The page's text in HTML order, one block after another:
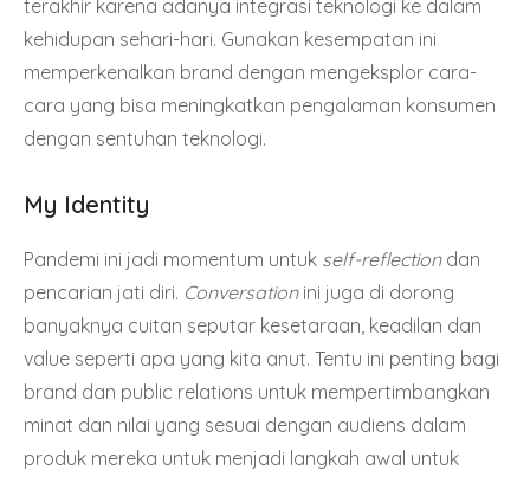
terakhir karena adanya integrasi teknologi ke dalam
kehidupan sehari-hari. Gunakan kesempatan ini
memperkenalkan brand dengan mengeksplor cara-
cara yang bisa meningkatkan pengalaman konsumen
dengan sentuhan teknologi.
My Identity
Pandemi ini jadi momentum untuk self-reflectiondan
pencarian jati diri. Conversationini juga di dorong
banyaknya cuitan seputar kesetaraan, keadilan dan
value seperti apa yang kita anut. Tentu ini penting bagi
brand dan public relations untuk mempertimbangkan
minat dan nilai yang sesuai dengan audiens dalam
produk mereka untuk menjadi langkah awal untuk